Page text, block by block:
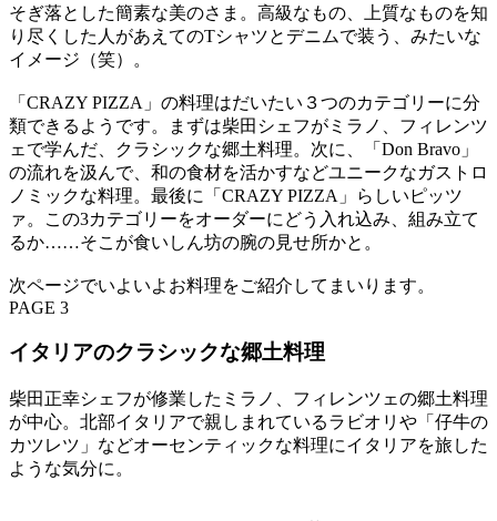
そぎ落とした簡素な美のさま。高級なもの、上質なものを知
り尽くした人があえてのTシャツとデニムで装う、みたいな
イメージ（笑）。
「CRAZY PIZZA」の料理はだいたい３つのカテゴリーに分
類できるようです。まずは柴田シェフがミラノ、フィレンツ
ェで学んだ、クラシックな郷土料理。次に、「Don Bravo」
の流れを汲んで、和の食材を活かすなどユニークなガストロ
ノミックな料理。最後に「CRAZY PIZZA」らしいピッツ
ァ。この3カテゴリーをオーダーにどう入れ込み、組み立て
るか……そこが食いしん坊の腕の見せ所かと。
次ページでいよいよお料理をご紹介してまいります。
PAGE 3
イタリアのクラシックな郷土料理
柴田正幸シェフが修業したミラノ、フィレンツェの郷土料理
が中心。北部イタリアで親しまれているラビオリや「仔牛の
カツレツ」などオーセンティックな料理にイタリアを旅した
ような気分に。